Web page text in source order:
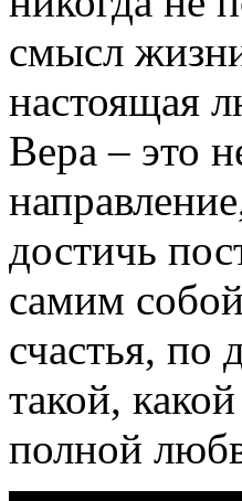
смысл
настоящая
Вера – это
достичь
самим
счастья, по
такой,
полной